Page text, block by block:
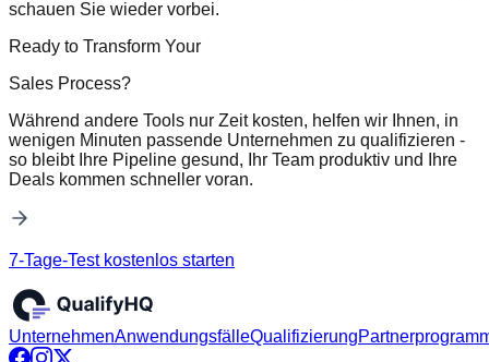
schauen Sie wieder vorbei.
Ready to Transform Your
Sales Process?
Während andere Tools nur Zeit kosten, helfen wir Ihnen, in
wenigen Minuten passende Unternehmen zu qualifizieren -
so bleibt Ihre Pipeline gesund, Ihr Team produktiv und Ihre
Deals kommen schneller voran.
7-Tage-Test kostenlos starten
UnternehmenAnwendungsfälleQualifizierung